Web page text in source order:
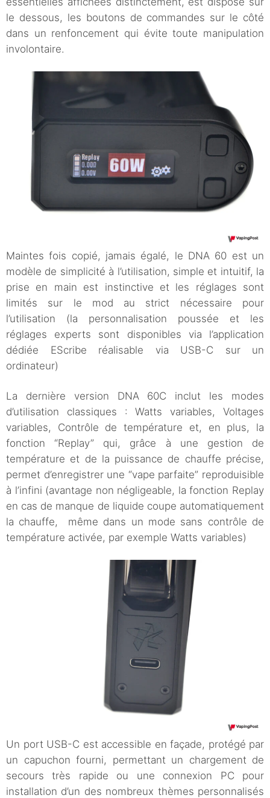
le dessous, les boutons de commandes sur le côté
dans un renfoncement qui évite toute manipulation
involontaire.
Maintes fois copié, jamais égalé, le DNA 60 est un
modèle de simplicité à l’utilisation, simple et intuitif, la
prise en main est instinctive et les réglages sont
limités sur le mod au strict nécessaire pour
l’utilisation (la personnalisation poussée et les
réglages experts sont disponibles via l’application
dédiée EScribe réalisable via USB-C sur un
ordinateur)
La dernière version DNA 60C inclut les modes
d’utilisation classiques : Watts variables, Voltages
variables, Contrôle de température et, en plus, la
fonction “Replay” qui, grâce à une gestion de
température et de la puissance de chauffe précise,
permet d’enregistrer une “vape parfaite” reproduisible
à l’infini (avantage non négligeable, la fonction Replay
en cas de manque de liquide coupe automatiquement
la chauffe, même dans un mode sans contrôle de
température activée, par exemple Watts variables)
Un port USB-C est accessible en façade, protégé par
un capuchon fourni, permettant un chargement de
secours très rapide ou une connexion PC pour
installation d’un des nombreux thèmes personnalisés